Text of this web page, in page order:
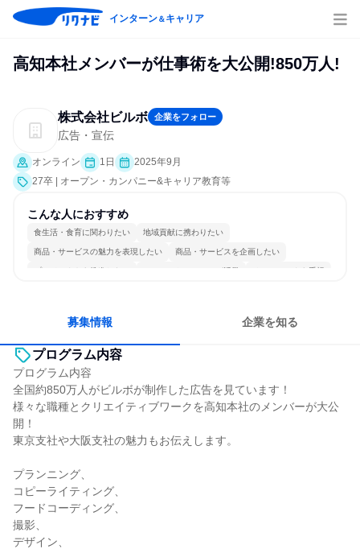
インターン＆キャリア
高知本社メンバーが仕事術を大公開!850万人!
株式会社ビルボ 企業をフォロー
広告・宣伝
オンライン 1日
2025年9月
27卒 | オープン・カンパニー&キャリア教育等
こんな人におすすめ
食生活・食育に関わりたい 地域貢献に携わりたい
商品・サービスの魅力を表現したい 商品・サービスを企画したい
プロジェクトを推進したい コミュニケーションが活発 チームワークを重視
募集情報 企業を知る
プログラム内容
プログラム内容
全国約850万人がビルボが制作した広告を見ています！
様々な職種とクリエイティブワークを高知本社のメンバーが大公
開！
東京支社や大阪支社の魅力もお伝えします。
プランニング、
コピーライティング、
フードコーディング、
撮影、
デザイン、